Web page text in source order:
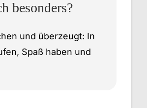
besonders?
und überzeugt: In
Spaß haben und